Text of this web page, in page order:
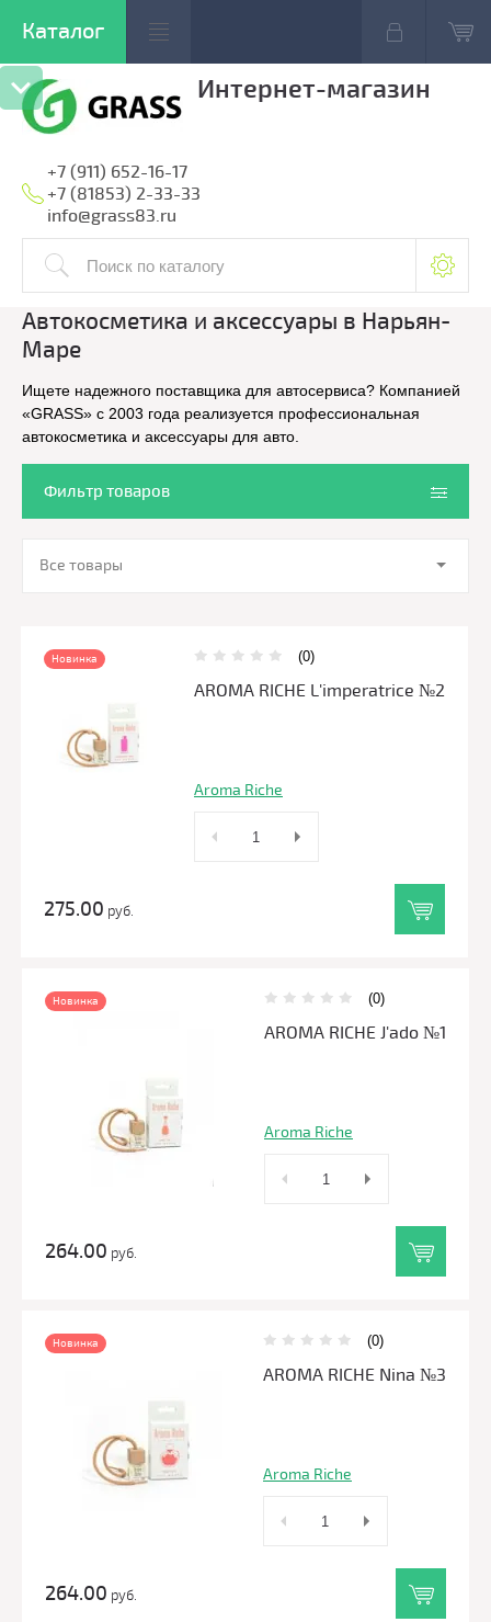
Интернет-магазин
+7 (911) 652-16-17
+7 (81853) 2-33-33
info@grass83.ru
Автокосметика и аксессуары в Нарьян-
Маре
Ищете надежного поставщика для автосервиса? Компанией
«GRASS» с 2003 года реализуется профессиональная
автокосметика и аксессуары для авто.
Фильтр товаров
Все товары
Новинка (0)
AROMA RICHE L'imperatrice №2
Aroma Riche
275.00 руб.
Новинка (0)
AROMA RICHE J'ado №1
Aroma Riche
264.00 руб.
Новинка (0)
AROMA RICHE Nina №3
Aroma Riche
264.00 руб.